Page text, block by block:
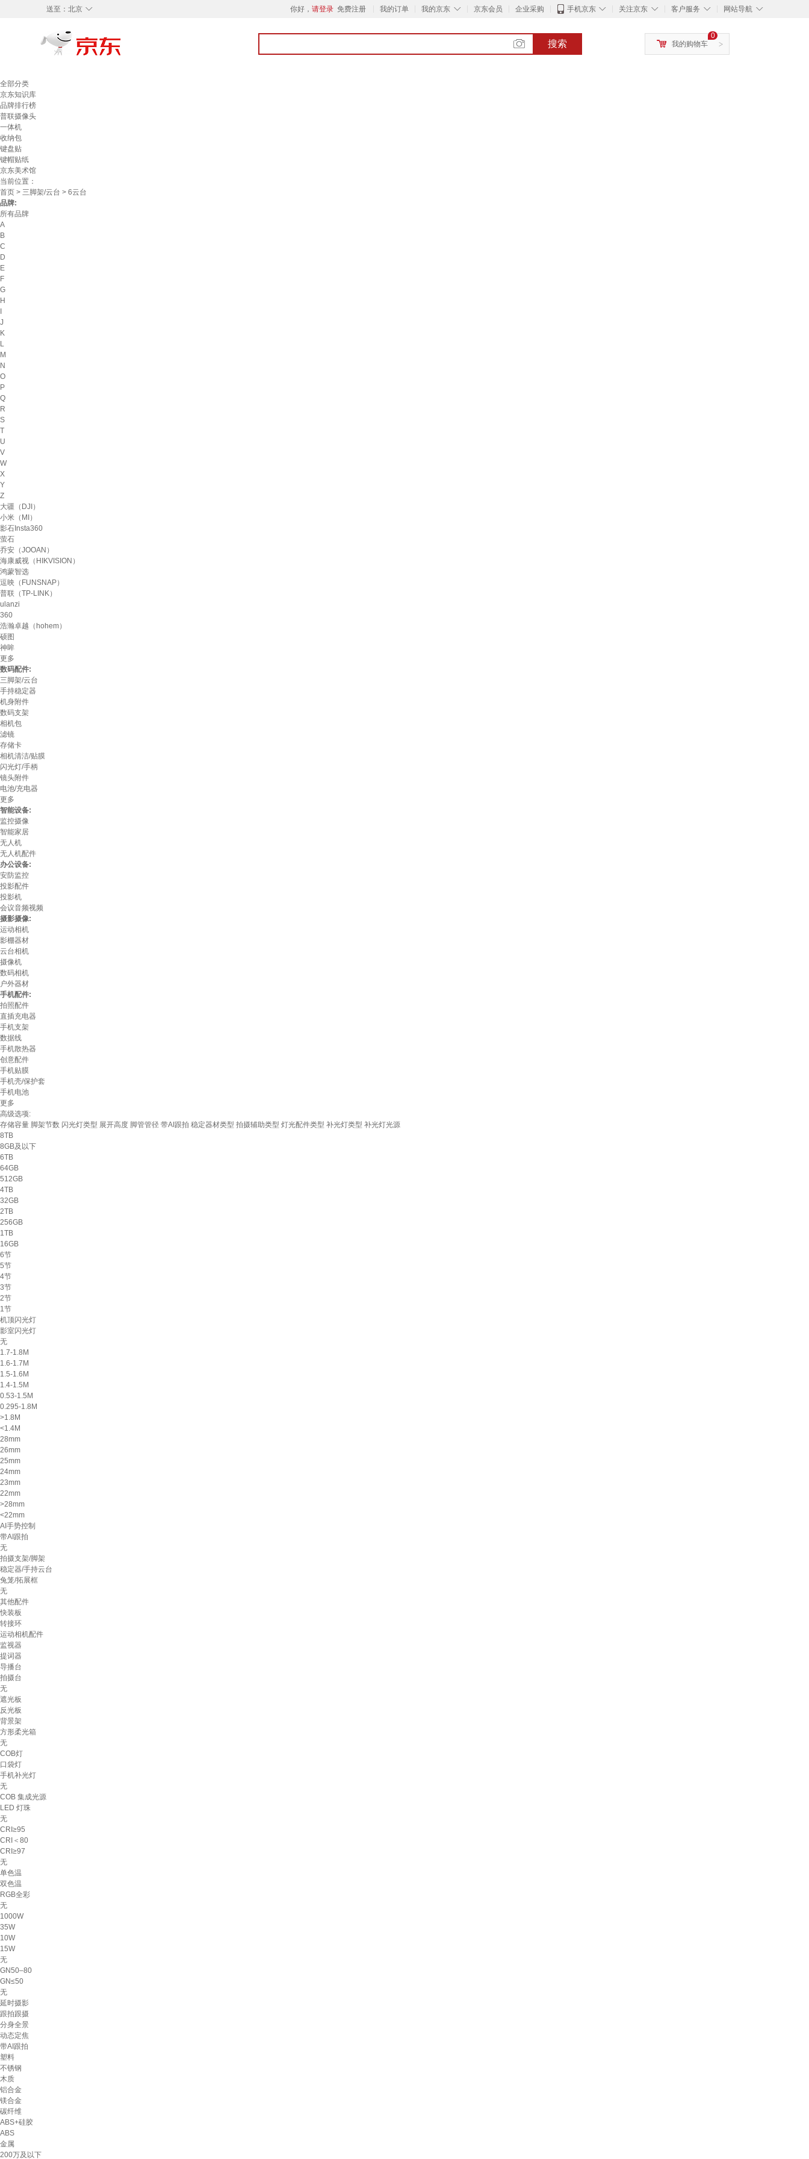
◇
送至： 北京 你好， 请登录 免费注册 我的订单 ◇
我的京东 京东会员 企业采购 ◇
手机京东 ◇
关注京东 ◇
客户服务 ◇
网站导航
搜索 >
0
我的购物车
全部分类
京东知识库
品牌排行榜
普联摄像头
一体机
收纳包
键盘贴
键帽贴纸
京东美术馆
当前位置：
首页 > 三脚架/云台 > 6云台
品牌:
所有品牌
A
B
C
D
E
F
G
H
J
K
L
M
N
O
P
Q
R
S
T
U
V
W
X
Y
Z
大疆（DJI）
小米（MI）
影石Insta360
萤石
乔安（JOOAN）
海康威视（HIKVISION）
鸿蒙智选
逗映（FUNSNAP）
普联（TP-LINK）
ulanzi
360
浩瀚卓越（hohem）
硕图
神眸
更多
数码配件:
三脚架/云台
手持稳定器
机身附件
数码支架
相机包
滤镜
存储卡
相机清洁/贴膜
闪光灯/手柄
镜头附件
电池/充电器
更多
智能设备:
监控摄像
智能家居
无人机
无人机配件
办公设备:
安防监控
投影配件
投影机
会议音频视频
摄影摄像:
运动相机
影棚器材
云台相机
摄像机
数码相机
户外器材
手机配件:
拍照配件
直插充电器
手机支架
数据线
手机散热器
创意配件
手机贴膜
手机壳/保护套
手机电池
更多
高级选项:
存储容量 脚架节数 闪光灯类型 展开高度 脚管管径 带AI跟拍 稳定器材类型 拍摄辅助类型 灯光配件类型 补光灯类型 补光灯光源
8TB
8GB及以下
6TB
64GB
512GB
4TB
32GB
2TB
256GB
1TB
16GB
6节
5节
4节
3节
2节
1节
机顶闪光灯
影室闪光灯
无
1.7-1.8M
1.6-1.7M
1.5-1.6M
1.4-1.5M
0.53-1.5M
0.295-1.8M
>1.8M
<1.4M
28mm
26mm
25mm
24mm
23mm
22mm
>28mm
<22mm
AI手势控制
带AI跟拍
无
拍摄支架/脚架
稳定器/手持云台
兔笼/拓展框
无
其他配件
快装板
转接环
运动相机配件
监视器
提词器
导播台
拍摄台
无
遮光板
反光板
背景架
方形柔光箱
无
COB灯
口袋灯
手机补光灯
无
COB 集成光源
LED 灯珠
无
CRI≥95
CRI＜80
CRI≥97
无
单色温
双色温
RGB全彩
无
1000W
35W
10W
15W
无
GN50–80
GN≤50
无
延时摄影
跟拍跟摄
分身全景
动态定焦
带AI跟拍
塑料
不锈钢
木质
铝合金
镁合金
碳纤维
ABS+硅胶
ABS
金属
200万及以下